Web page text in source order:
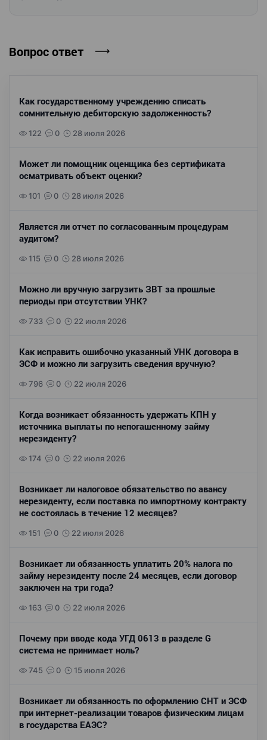
Вопрос ответ
Как государственному учреждению списать
сомнительную дебиторскую задолженность?
122 0 28 июля 2026
Может ли помощник оценщика без сертификата
осматривать объект оценки?
101 0 28 июля 2026
Является ли отчет по согласованным процедурам
аудитом?
115 0 28 июля 2026
Можно ли вручную загрузить ЗВТ за прошлые
периоды при отсутствии УНК?
733 0 22 июля 2026
Как исправить ошибочно указанный УНК договора в
ЭСФ и можно ли загрузить сведения вручную?
796 0 22 июля 2026
Когда возникает обязанность удержать КПН у
источника выплаты по непогашенному займу
нерезиденту?
174 0 22 июля 2026
Возникает ли налоговое обязательство по авансу
нерезиденту, если поставка по импортному контракту
не состоялась в течение 12 месяцев?
151 0 22 июля 2026
Возникает ли обязанность уплатить 20% налога по
займу нерезиденту после 24 месяцев, если договор
заключен на три года?
163 0 22 июля 2026
Почему при вводе кода УГД 0613 в разделе G
система не принимает ноль?
745 0 15 июля 2026
Возникает ли обязанность по оформлению СНТ и ЭСФ
при интернет-реализации товаров физическим лицам
в государства ЕАЭС?